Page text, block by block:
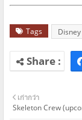
Tags Disney
เก่ากว่า
Skeleton Crew